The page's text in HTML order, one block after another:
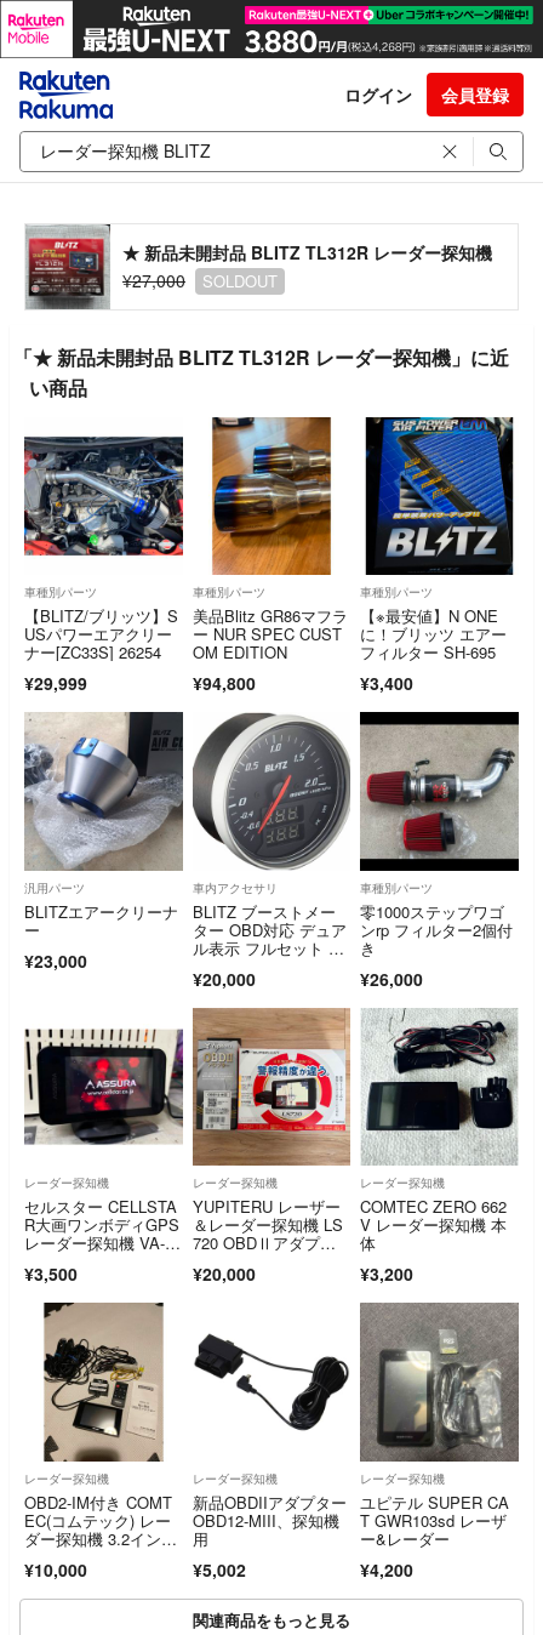
ログイン 会員登録
★ 新品未開封品 BLITZ TL312R レーダー探知機
¥27,000
SOLDOUT
「★ 新品未開封品 BLITZ TL312R レーダー探知機」に近
い商品
車種別パーツ
【BLITZ/ブリッツ】S
USパワーエアクリー
ナー[ZC33S] 26254
¥29,999
車種別パーツ
美品Blitz GR86マフラ
ー NUR SPEC CUST
OM EDITION
¥94,800
車種別パーツ
【※最安値】N ONE
に！ブリッツ エアー
フィルター SH-695
¥3,400
汎用パーツ
BLITZエアークリーナ
ー
¥23,000
車内アクセサリ
BLITZ ブーストメー
ター OBD対応 デュア
ル表示 フルセット 動
¥20,000
車種別パーツ
零1000ステップワゴ
ンrp フィルター2個付
き
¥26,000
レーダー探知機
セルスター CELLSTA
R大画ワンボディGPS
レーダー探知機 VA-58
¥3,500
レーダー探知機
YUPITERU レーザー
＆レーダー探知機 LS
720 OBDⅡアダプタ
¥20,000
レーダー探知機
COMTEC ZERO 662
V レーダー探知機 本
体
¥3,200
レーダー探知機
OBD2-IM付き COMT
EC(コムテック) レー
ダー探知機 3.2インチ
¥10,000
レーダー探知機
新品OBDIIアダプター
OBD12-MIII、探知機
用
¥5,002
レーダー探知機
ユピテル SUPER CA
T GWR103sd レーザ
ー&レーダー
¥4,200
関連商品をもっと見る